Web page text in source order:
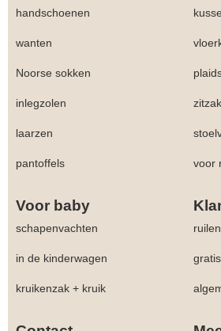
handschoenen
wanten
Noorse sokken
inlegzolen
laarzen
pantoffels voor
Voor baby
schapenvachten
in de kinderwagen
kruikenzak + kruik